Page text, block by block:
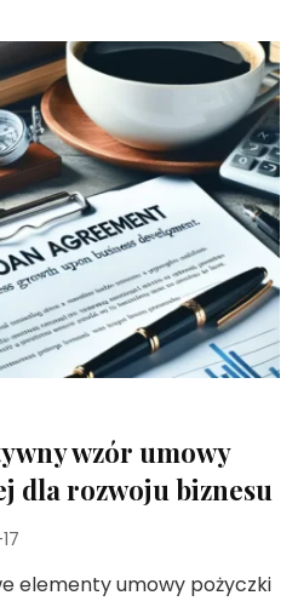
wzór umowy
dla rozwoju biznesu
elementy umowy pożyczki